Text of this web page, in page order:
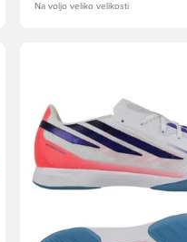
Na voljo veliko velikosti
Odpre Modal za prijavo